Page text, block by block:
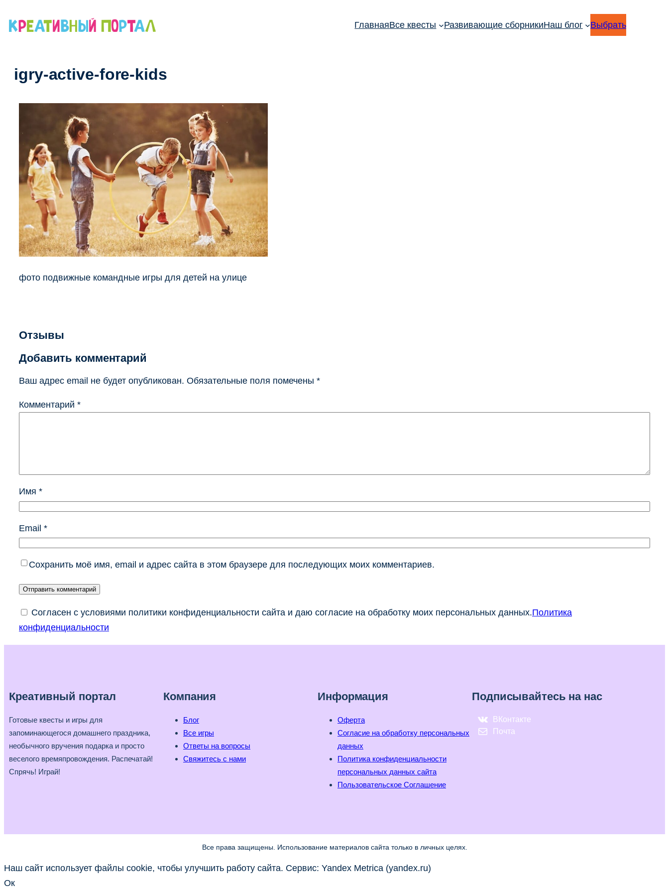
ГлавнаяВсе квесты Развивающие сборникиНаш блог Выбрать
igry-active-fore-kids
фото подвижные командные игры для детей на улице
Отзывы
Добавить комментарий
Ваш адрес email не будет опубликован. Обязательные поля помечены *
Комментарий *
Имя *
Email *
Сохранить моё имя, email и адрес сайта в этом браузере для последующих моих комментариев.
Согласен с условиями политики конфиденциальности сайта и даю согласие на обработку моих персональных данных.Политика
конфиденциальности
Креативный портал
Готовые квесты и игры для
запоминающегося домашнего праздника,
необычного вручения подарка и просто
веселого времяпровождения. Распечатай!
Спрячь! Играй!
Компания
Блог
Все игры
Ответы на вопросы
Свяжитесь с нами
Информация
Оферта
Согласие на обработку персональных
данных
Политика конфиденциальности
персональных данных сайта
Пользовательское Соглашение
Подписывайтесь на нас
ВКонтакте
Почта
Все права защищены. Использование материалов сайта только в личных целях.
Наш сайт использует файлы cookie, чтобы улучшить работу сайта. Сервис: Yandex Metrica (yandex.ru)
Ок